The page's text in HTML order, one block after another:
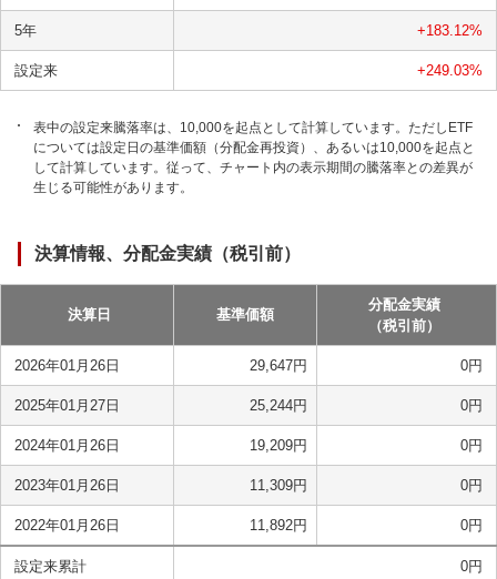
5年 +183.12%
設定来 +249.03%
表中の設定来騰落率は、10,000を起点として計算しています。ただしETF
については設定日の基準価額（分配金再投資）、あるいは10,000を起点と
して計算しています。従って、チャート内の表示期間の騰落率との差異が
生じる可能性があります。
決算情報、分配金実績（税引前）
決算日 基準価額
分配金実績
（税引前）
2026年01月26日 29,647円 0円
2025年01月27日 25,244円 0円
2024年01月26日 19,209円 0円
2023年01月26日 11,309円 0円
2022年01月26日 11,892円 0円
設定来累計 0円